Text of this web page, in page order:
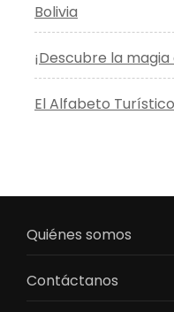
Bolivia
¡Descubre la magia
El Alfabeto Turístico
Quiénes somos
Contáctanos